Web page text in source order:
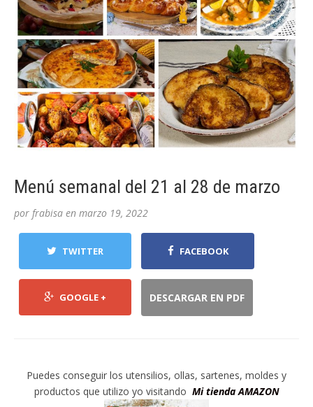
Menú semanal del 21 al 28 de marzo
por frabisa en marzo 19, 2022
TWITTER FACEBOOK
GOOGLE + DESCARGAR EN PDF
Puedes conseguir los utensilios, ollas, sartenes, moldes y
productos que utilizo yo visitando Mi tienda AMAZON